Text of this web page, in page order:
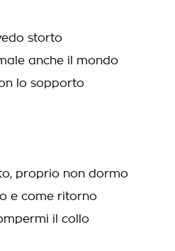
storto
anche il mondo
lo sopporto
proprio non dormo
e come ritorno
il collo